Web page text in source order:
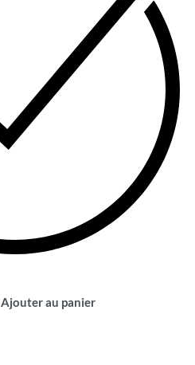
Ajouter au panier